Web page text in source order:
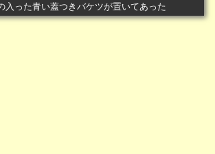
入った青い蓋つきバケツが置いてあった